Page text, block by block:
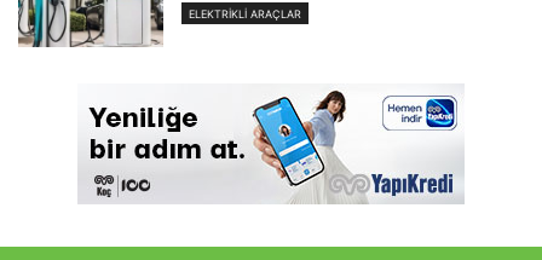
ELEKTRIKLI ARAÇLAR